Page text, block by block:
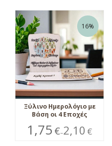
16%
Ξύλινο Ημερολόγιο με
Βάση οι 4 Εποχές
1,75 €–2,10 €